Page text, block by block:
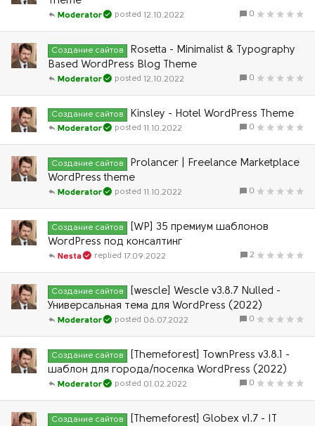
0
12.10.2022
Moderator
Создание сайтов
Rosetta - Minimalist & Typography
Based WordPress Blog Theme
0
12.10.2022
Moderator
Создание сайтов Kinsley - Hotel WordPress Theme
0
11.10.2022
Moderator
Создание сайтов
Prolancer | Freelance Marketplace
WordPress theme
0
11.10.2022
Moderator
Создание сайтов
[WP] 35 премиум шаблонов
WordPress под консалтинг
2
17.09.2022
Nesta
Создание сайтов
[wescle] Wescle v3.8.7 Nulled -
Универсальная тема для WordPress (2022)
0
06.07.2022
Moderator
Создание сайтов
[Themeforest] TownPress v3.8.1 -
шаблон для города/поселка WordPress (2022)
0
01.02.2022
Moderator
Создание сайтов
[Themeforest] Globex v1.7 - IT